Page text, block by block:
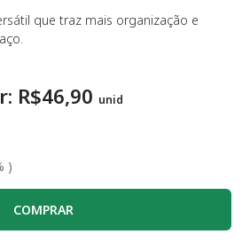
que traz mais organização e
R$46,90 unid
)
COMPRAR